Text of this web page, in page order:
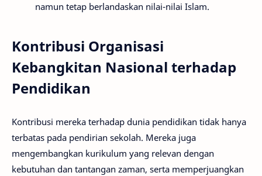
namun tetap berlandaskan nilai-nilai Islam.
Kontribusi Organisasi
Kebangkitan Nasional terhadap
Pendidikan
Kontribusi mereka terhadap dunia pendidikan tidak hanya
terbatas pada pendirian sekolah. Mereka juga
mengembangkan kurikulum yang relevan dengan
kebutuhan dan tantangan zaman, serta memperjuangkan